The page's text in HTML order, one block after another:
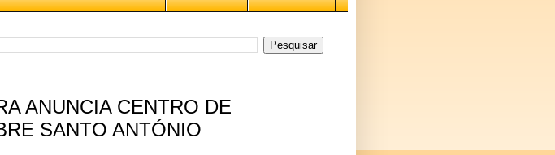
ANUNCIA CENTRO DE
SANTO ANTÓNIO